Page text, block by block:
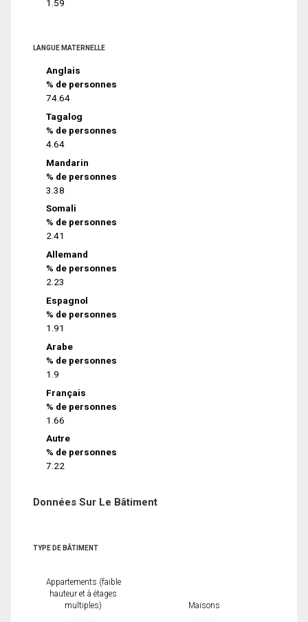
1.59
LANGUE MATERNELLE
Anglais
% de personnes
74.64
Tagalog
% de personnes
4.64
Mandarin
% de personnes
3.38
Somali
% de personnes
2.41
Allemand
% de personnes
2.23
Espagnol
% de personnes
1.91
Arabe
% de personnes
1.9
Français
% de personnes
1.66
Autre
% de personnes
7.22
Données Sur Le Bâtiment
TYPE DE BÂTIMENT
Appartements (faible
hauteur et à étages
multiples)
Maisons